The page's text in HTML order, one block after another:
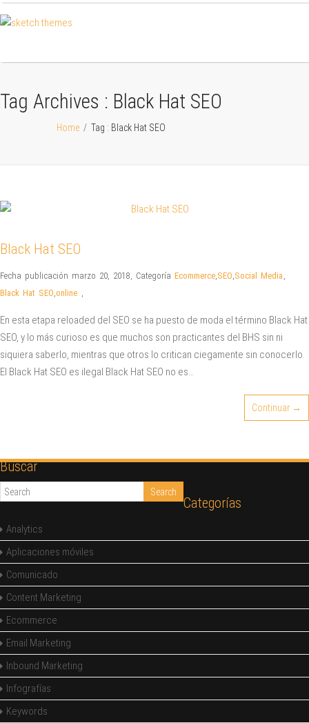
Tag Archives : Black Hat SEO
Home / Tag : Black Hat SEO
Black Hat SEO
Fecha publicación marzo 20, 2018, Categoría Ecommerce,SEO,Social Media ,
Black Hat SEO,online ,
En esta etapa reloaded del SEO se ha puesto de moda el término Black Hat
SEO, y lo más curioso es que muchos son practicantes del BHS sin ni
siquiera saberlo, mientras que otros lo critican ciegamente sin conocerlo.
El Black Hat SEO es ilegal Black Hat SEO no es…
Continuar →
Buscar
Categorías
Analytics
Aplicaciones móviles
Comunicado
Content Marketing
Ecommerce
Email Marketing
Inbound Marketing
Infografías
Keywords